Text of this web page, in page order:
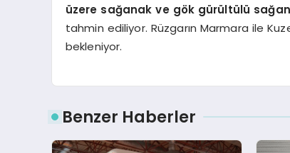
üzere sağanak ve gök gürültülü
tahmin ediliyor. Rüzgarın Marmara ile
bekleniyor.
Benzer Haberler